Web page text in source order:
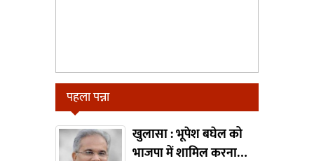
पहला पन्ना
खुलासा : भूपेश बघेल को
भाजपा में शामिल करना